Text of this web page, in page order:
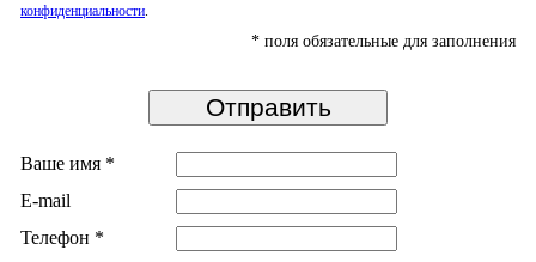
конфиденциальности
* поля обязательные для заполнения
Ваше имя *
E-mail
Телефон *